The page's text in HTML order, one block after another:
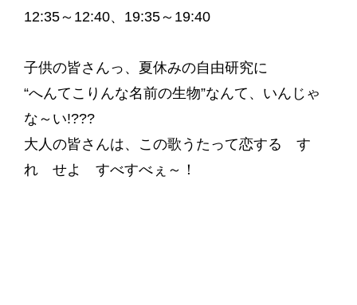
12:35～12:40、19:35～19:40
子供の皆さんっ、夏休みの自由研究に
“へんてこりんな名前の生物”なんて、いんじゃ
な～い!???
大人の皆さんは、この歌うたって恋する す
れ せよ すべすべぇ～！